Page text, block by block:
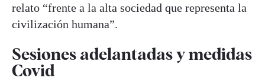
relato “frente a la alta sociedad que representa la
civilización humana”.
Sesiones adelantadas y medidas
Covid